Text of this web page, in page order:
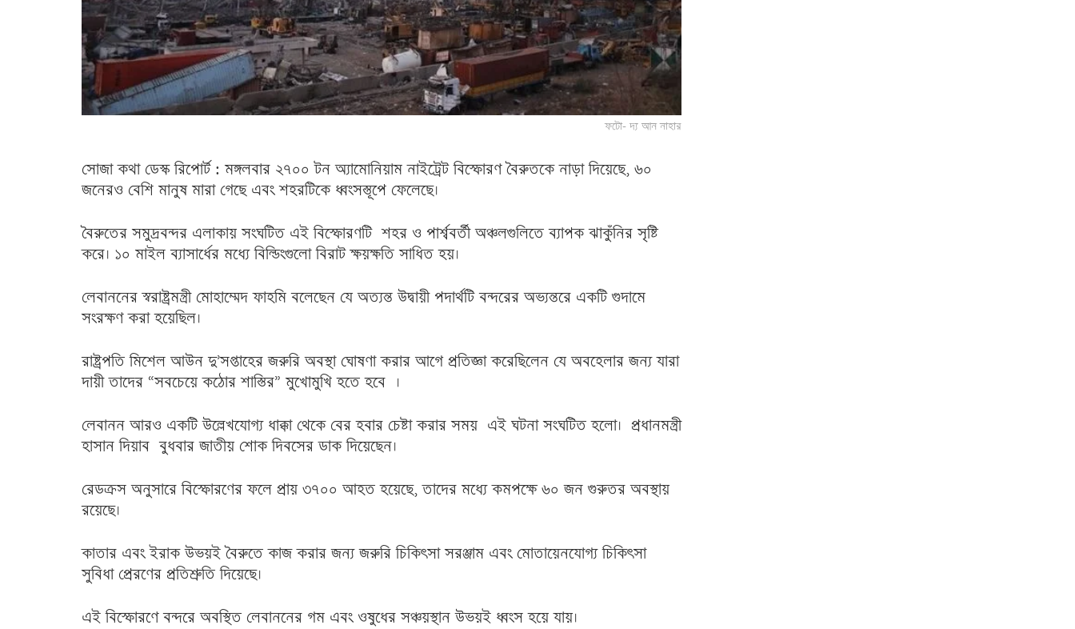
ফটো- দ্য আন নাহার
সোজা কথা ডেস্ক রিপোর্ট : মঙ্গলবার ২৭০০ টন অ্যামোনিয়াম নাইট্রেট বিস্ফোরণ বৈরুতকে নাড়া দিয়েছে, ৬০
জনেরও বেশি মানুষ মারা গেছে এবং শহরটিকে ধ্বংসস্তূপে ফেলেছে।
বৈরুতের সমুদ্রবন্দর এলাকায় সংঘটিত এই বিস্ফোরণটি শহর ও পার্শ্ববর্তী অঞ্চলগুলিতে ব্যাপক ঝাকুঁনির সৃষ্টি
করে। ১০ মাইল ব্যাসার্ধের মধ্যে বিল্ডিংগুলো বিরাট ক্ষয়ক্ষতি সাধিত হয়।
লেবাননের স্বরাষ্ট্রমন্ত্রী মোহাম্মেদ ফাহমি বলেছেন যে অত্যন্ত উদ্বায়ী পদার্থটি বন্দরের অভ্যন্তরে একটি গুদামে
সংরক্ষণ করা হয়েছিল।
রাষ্ট্রপতি মিশেল আউন দু’সপ্তাহের জরুরি অবস্থা ঘোষণা করার আগে প্রতিজ্ঞা করেছিলেন যে অবহেলার জন্য যারা
দায়ী তাদের “সবচেয়ে কঠোর শাস্তির” মুখোমুখি হতে হবে ।
লেবানন আরও একটি উল্লেখযোগ্য ধাক্কা থেকে বের হবার চেষ্টা করার সময় এই ঘটনা সংঘটিত হলো। প্রধানমন্ত্রী
হাসান দিয়াব বুধবার জাতীয় শোক দিবসের ডাক দিয়েছেন।
রেডক্রস অনুসারে বিস্ফোরণের ফলে প্রায় ৩৭০০ আহত হয়েছে, তাদের মধ্যে কমপক্ষে ৬০ জন গুরুতর অবস্থায়
রয়েছে।
কাতার এবং ইরাক উভয়ই বৈরুতে কাজ করার জন্য জরুরি চিকিৎসা সরঞ্জাম এবং মোতায়েনযোগ্য চিকিৎসা
সুবিধা প্রেরণের প্রতিশ্রুতি দিয়েছে।
এই বিস্ফোরণে বন্দরে অবস্থিত লেবাননের গম এবং ওষুধের সঞ্চয়স্থান উভয়ই ধ্বংস হয়ে যায়।